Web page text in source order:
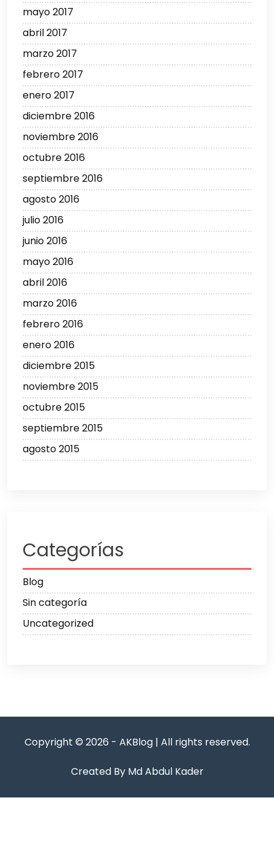
mayo 2017
abril 2017
marzo 2017
febrero 2017
enero 2017
diciembre 2016
noviembre 2016
octubre 2016
septiembre 2016
agosto 2016
julio 2016
junio 2016
mayo 2016
abril 2016
marzo 2016
febrero 2016
enero 2016
diciembre 2015
noviembre 2015
octubre 2015
septiembre 2015
agosto 2015
Categorías
Blog
Sin categoría
Uncategorized
Copyright © 2026 - AKBlog | All rights reserved.
Created By Md Abdul Kader